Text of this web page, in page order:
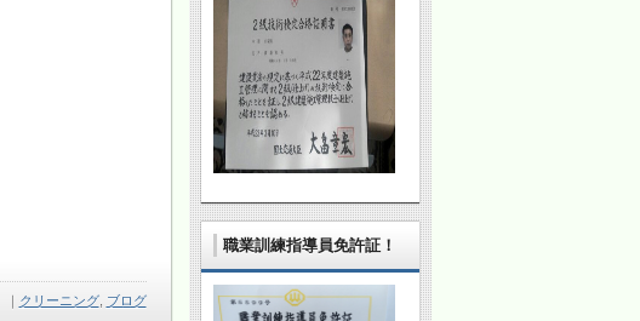
｜ クリーニング, ブログ
職業訓練指導員免許証！